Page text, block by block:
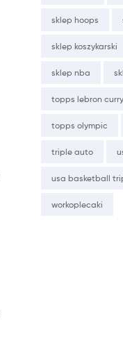
sklep hoops
sklep koszykarski
sklep nba
topps lebron
topps olympic
triple auto
usa basketball
workoplecaki